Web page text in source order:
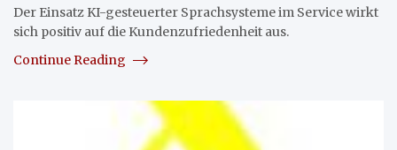
Der Einsatz KI-gesteuerter Sprachsysteme im Service wirkt
sich positiv auf die Kundenzufriedenheit aus.
Continue Reading